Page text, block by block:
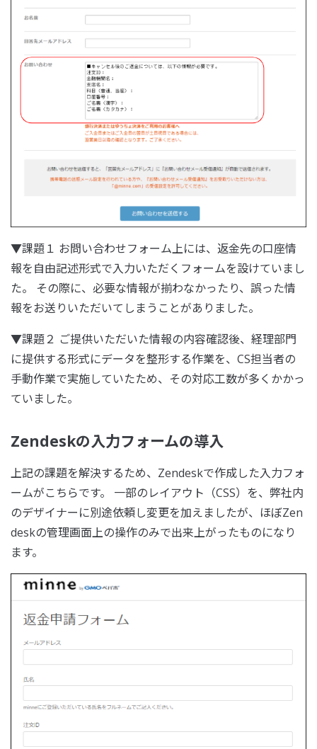
▼課題１ お問い合わせフォーム上には、返金先の口座情
報を自由記述形式で入力いただくフォームを設けていまし
た。 その際に、必要な情報が揃わなかったり、誤った情
報をお送りいただいてしまうことがありました。
▼課題２ ご提供いただいた情報の内容確認後、経理部門
に提供する形式にデータを整形する作業を、CS担当者の
手動作業で実施していたため、その対応工数が多くかかっ
ていました。
Zendeskの入力フォームの導入
上記の課題を解決するため、Zendeskで作成した入力フォ
ームがこちらです。 一部のレイアウト（CSS）を、弊社内
のデザイナーに別途依頼し変更を加えましたが、ほぼZen
deskの管理画面上の操作のみで出来上がったものになり
ます。